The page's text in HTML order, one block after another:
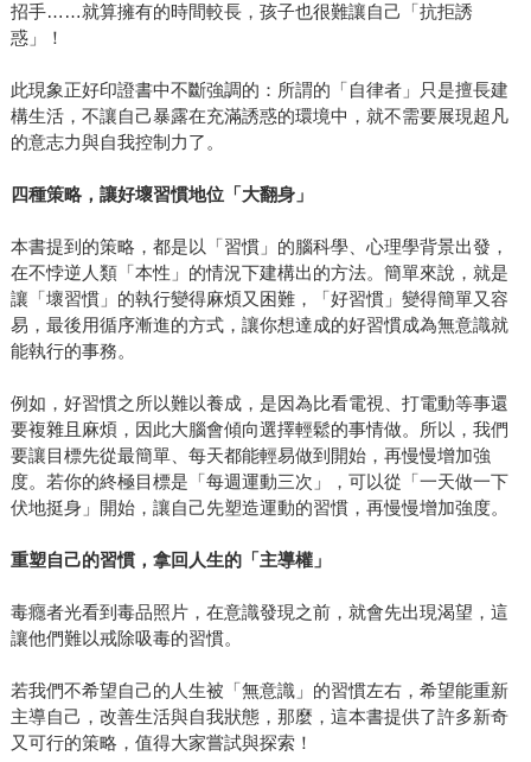
招手……就算擁有的時間較長，孩子也很難讓自己「抗拒誘
惑」！
此現象正好印證書中不斷強調的：所謂的「自律者」只是擅長建
構生活，不讓自己暴露在充滿誘惑的環境中，就不需要展現超凡
的意志力與自我控制力了。
四種策略，讓好壞習慣地位「大翻身」
本書提到的策略，都是以「習慣」的腦科學、心理學背景出發，
在不悖逆人類「本性」的情況下建構出的方法。簡單來說，就是
讓「壞習慣」的執行變得麻煩又困難，「好習慣」變得簡單又容
易，最後用循序漸進的方式，讓你想達成的好習慣成為無意識就
能執行的事務。
例如，好習慣之所以難以養成，是因為比看電視、打電動等事還
要複雜且麻煩，因此大腦會傾向選擇輕鬆的事情做。所以，我們
要讓目標先從最簡單、每天都能輕易做到開始，再慢慢增加強
度。若你的終極目標是「每週運動三次」，可以從「一天做一下
伏地挺身」開始，讓自己先塑造運動的習慣，再慢慢增加強度。
重塑自己的習慣，拿回人生的「主導權」
毒癮者光看到毒品照片，在意識發現之前，就會先出現渴望，這
讓他們難以戒除吸毒的習慣。
若我們不希望自己的人生被「無意識」的習慣左右，希望能重新
主導自己，改善生活與自我狀態，那麼，這本書提供了許多新奇
又可行的策略，值得大家嘗試與探索！